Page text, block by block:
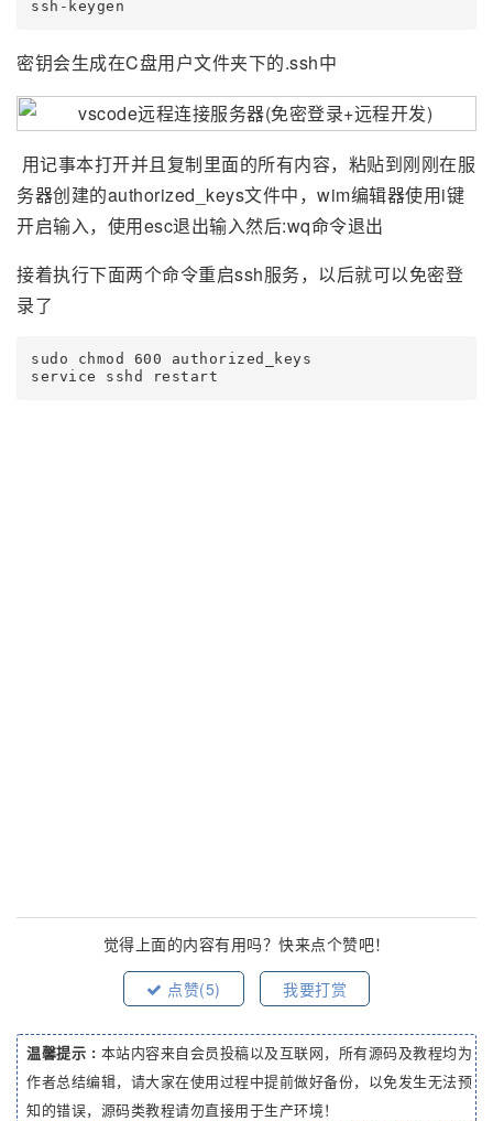
ssh-keygen
密钥会生成在C盘用户文件夹下的.ssh中
用记事本打开并且复制里面的所有内容，粘贴到刚刚在服
务器创建的authorized_keys文件中，wim编辑器使用i键
开启输入，使用esc退出输入然后:wq命令退出
接着执行下面两个命令重启ssh服务，以后就可以免密登
录了
sudo chmod 600 authorized_keys
service sshd restart
觉得上面的内容有用吗？快来点个赞吧！
点赞(5) 我要打赏
温馨提示 : 本站内容来自会员投稿以及互联网，所有源码及教程均为
作者总结编辑，请大家在使用过程中提前做好备份，以免发生无法预
知的错误，源码类教程请勿直接用于生产环境！